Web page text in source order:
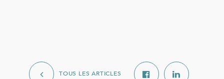
TOUS LES ARTICLES